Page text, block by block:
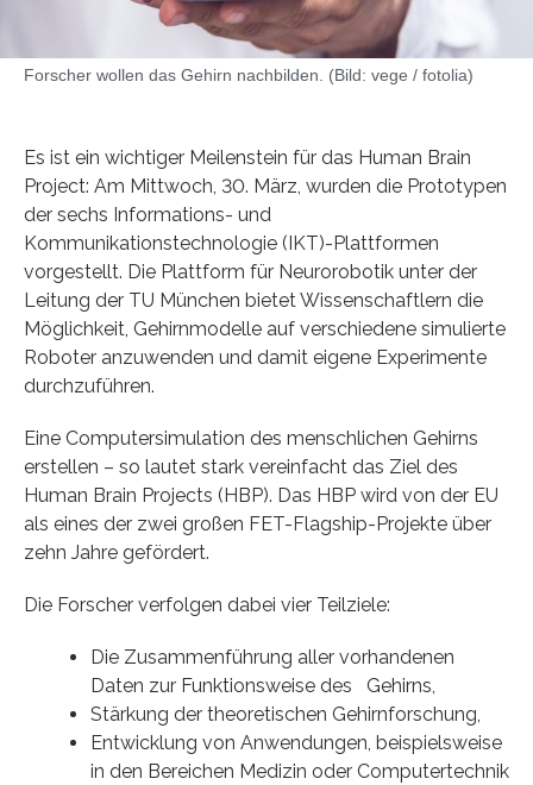
Forscher wollen das Gehirn nachbilden. (Bild: vege / fotolia)
Es ist ein wichtiger Meilenstein für das Human Brain
Project: Am Mittwoch, 30. März, wurden die Prototypen
der sechs Informations- und
Kommunikationstechnologie (IKT)-Plattformen
vorgestellt. Die Plattform für Neurorobotik unter der
Leitung der TU München bietet Wissenschaftlern die
Möglichkeit, Gehirnmodelle auf verschiedene simulierte
Roboter anzuwenden und damit eigene Experimente
durchzuführen.
Eine Computersimulation des menschlichen Gehirns
erstellen – so lautet stark vereinfacht das Ziel des
Human Brain Projects (HBP). Das HBP wird von der EU
als eines der zwei großen FET-Flagship-Projekte über
zehn Jahre gefördert.
Die Forscher verfolgen dabei vier Teilziele:
Die Zusammenführung aller vorhandenen
Daten zur Funktionsweise des Gehirns,
Stärkung der theoretischen Gehirnforschung,
Entwicklung von Anwendungen, beispielsweise
in den Bereichen Medizin oder Computertechnik